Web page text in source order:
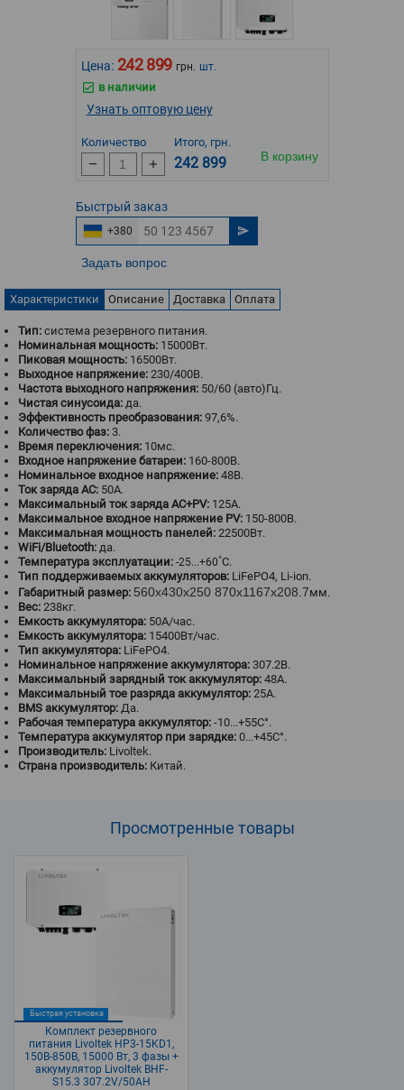
Цена: 242 899 грн. шт.
в наличии
Узнать оптовую цену
Количество Итого, грн.
242 899 В корзину
Быстрый заказ
+380
Задать вопрос
Характеристики Описание Доставка Оплата
Тип: система резервного питания.
Номинальная мощность: 15000Вт.
Пиковая мощность: 16500Вт.
Выходное напряжение: 230/400В.
Частота выходного напряжения: 50/60 (авто)Гц.
Чистая синусоида: да.
Эффективность преобразования: 97,6%.
Количество фаз: 3.
Время переключения: 10мс.
Входное напряжение батареи: 160-800В.
Номинальное входное напряжение: 48В.
Ток заряда АС: 50А.
Максимальный ток заряда АС+PV: 125А.
Максимальное входное напряжение PV: 150-800В.
Максимальная мощность панелей: 22500Вт.
WiFi/Bluetooth: да.
Температура эксплуатации: -25...+60˚С.
Тип поддерживаемых аккумуляторов: LiFePO4, Li-ion.
Габаритный размер: 560х430х250 870х1167х208.7мм.
Вес: 238кг.
Емкость аккумулятора: 50А/час.
Емкость аккумулятора: 15400Вт/час.
Тип аккумулятора: LiFePO4.
Номинальное напряжение аккумулятора: 307.2В.
Максимальный зарядный ток аккумулятор: 48А.
Максимальный тое разряда аккумулятор: 25А.
BMS аккумулятор: Да.
Рабочая температура аккумулятор: -10...+55C°.
Температура аккумулятор при зарядке: 0...+45C°.
Производитель: Livoltek.
Страна производитель: Китай.
Просмотренные товары
Быстрая установка
Комплект резервного
питания Livoltek HP3-15KD1,
150В-850В, 15000 Вт, 3 фазы +
аккумулятор Livoltek BHF-
S15.3 307.2V/50AH